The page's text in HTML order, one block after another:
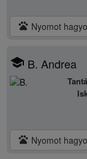
pets Nyomot
school B. Andrea
pets Nyomot